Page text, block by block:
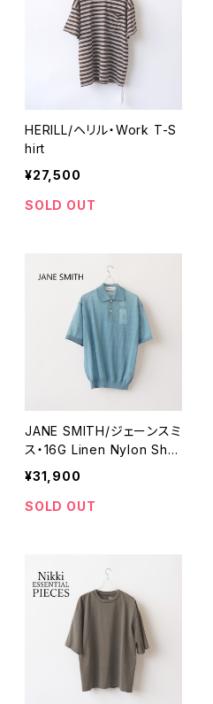
HERILL/ヘリル・Work T-S
hirt
¥27,500
SOLD OUT
JANE SMITH/ジェーンスミ
ス・16G Linen Nylon She
er Knit Polo Shirt
¥31,900
SOLD OUT